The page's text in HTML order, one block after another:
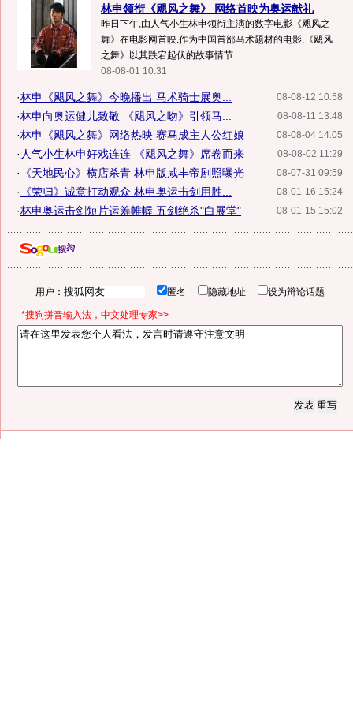
林申领衔《飓风之舞》 网络首映为奥运献礼
昨日下午,由人气小生林申领衔主演的数字电影《飓风之
舞》在电影网首映.作为中国首部马术题材的电影,《飓风
之舞》以其跌宕起伏的故事情节...
08-08-01 10:31
08-08-12 10:58
·林申《飓风之舞》今晚播出 马术骑士展奥...
08-08-11 13:48
·林申向奥运健儿致敬 《飓风之吻》引领马...
08-08-04 14:05
·林申《飓风之舞》网络热映 赛马成主人公红娘
08-08-02 11:29
· 人气小生林申好戏连连 《飓风之舞》席卷而来
08-07-31 09:59
· 《天地民心》横店杀青 林申版咸丰帝剧照曝光
08-01-16 15:24
· 《荣归》诚意打动观众 林申奥运击剑用胜...
08-01-15 15:02
·林申奥运击剑短片运筹帷幄 五剑绝杀"白展堂"
用户： 匿名 隐藏地址 设为辩论话题
*搜狗拼音输入法，中文处理专家>>